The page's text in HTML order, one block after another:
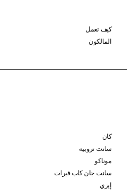
كيف تعمل
المالكون
كان
سانت تروبيه
موناكو
سانت جان كاب فيرات
إيزي